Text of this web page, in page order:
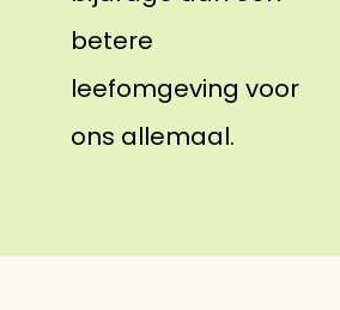
betere
leefomgeving voor
ons allemaal.